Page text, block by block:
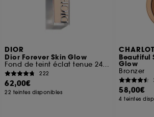
DIOR
Dior Forever Skin Glow
Fond de teint éclat tenue 24 h et hydratation 48 h
222
62,00€
22 teintes disponibles
Beautiful
Glow
Bronzer
58,00€
4 teintes